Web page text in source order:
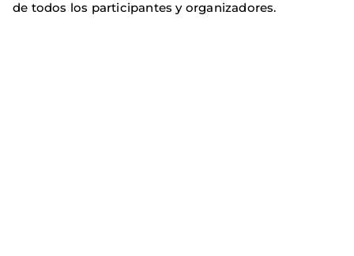
de todos los participantes y organizadores.